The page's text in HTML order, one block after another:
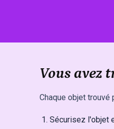
Vous avez
Chaque objet
Sécurisez l'objet